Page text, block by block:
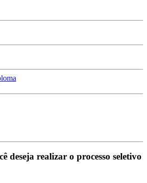
deseja realizar o processo seletivo